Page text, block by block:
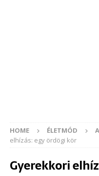
HOME ÉLETMÓD
elhízás: egy ördögi kör
Gyerekkori